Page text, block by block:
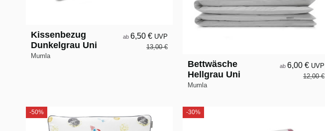
Kissenbezug
Dunkelgrau Uni
Mumla
ab 6,50 € UVP
13,00 €
Bettwäsche
Hellgrau Uni
Mumla
ab 6,00 € UVP
12,00 €
-50% -30%